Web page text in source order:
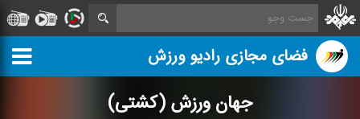
فضای مجازی رادیو ورزش
جهان ورزش (كشتی)